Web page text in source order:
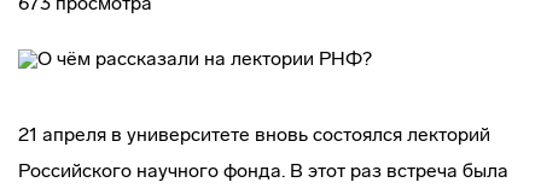
21 апреля в университете вновь состоялся лекторий
Российского научного фонда. В этот раз встреча была